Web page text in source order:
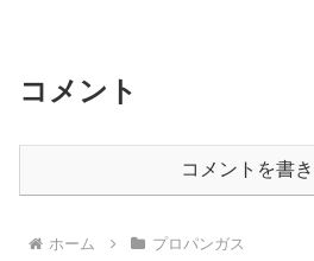
コメント
コメントを書
ホーム プロパンガス